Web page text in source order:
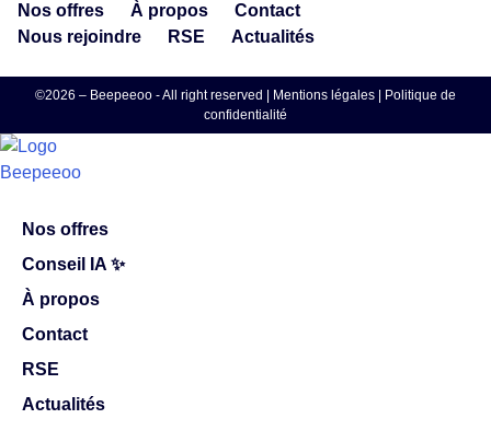
Nos offres À propos
Contact
Nous rejoindre
RSE Actualités
©2026 – Beepeeoo - All right reserved | Mentions légales
Politique de
confidentialité
Nos offres
Conseil IA ✨
À propos
Contact
RSE
Actualités